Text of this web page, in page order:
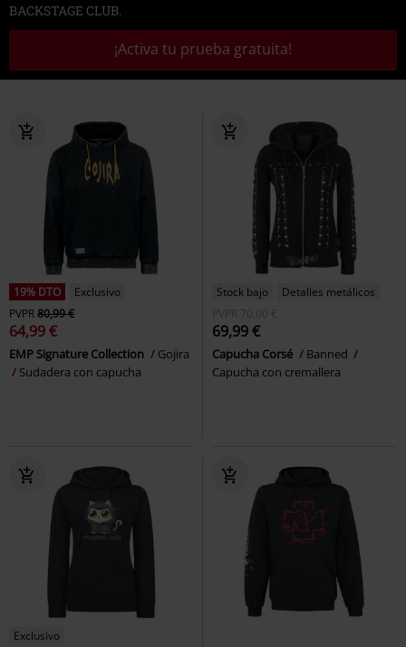
BACKSTAGE CLUB.
¡Activa tu prueba gratuita!
19% DTO
Exclusivo
PVPR80,99 €
64,99 €
EMP Signature Collection
Gojira
Sudadera con capucha
Stock bajo
Detalles metálicos
PVPR 70,00 €
69,99 €
Capucha Corsé
Banned
Capucha con cremallera
Exclusivo